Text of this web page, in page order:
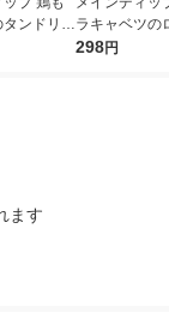
タンドリー
前） (冷
ラキャベツの
ガーリック炒
298円
ます